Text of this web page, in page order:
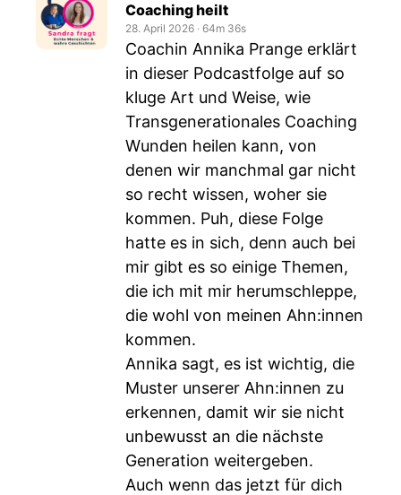
Coaching heilt
28. April 2026 ‧ 64m 36s
Coachin Annika Prange erklärt
in dieser Podcastfolge auf so
kluge Art und Weise, wie
Transgenerationales Coaching
Wunden heilen kann, von
denen wir manchmal gar nicht
so recht wissen, woher sie
kommen. Puh, diese Folge
hatte es in sich, denn auch bei
mir gibt es so einige Themen,
die ich mit mir herumschleppe,
die wohl von meinen Ahn:innen
kommen.
Annika sagt, es ist wichtig, die
Muster unserer Ahn:innen zu
erkennen, damit wir sie nicht
unbewusst an die nächste
Generation weitergeben.
Auch wenn das jetzt für dich